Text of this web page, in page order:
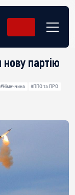
партію
#Німеччина
#ППО та ПРО